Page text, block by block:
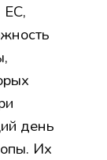
ЕС,
день
Их